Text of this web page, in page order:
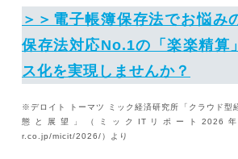
＞＞電子帳簿保存法でお悩み
保存法対応No.1の「楽楽精算
ス化を実現しませんか？
※デロイト トーマツ ミック経済研究所「クラウド型
態と展望」（ミックITリポート2026年
r.co.jp/micit/2026/）より